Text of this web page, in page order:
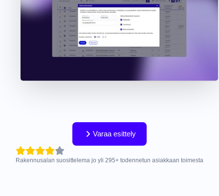
Varaa esittely
Rakennusalan suosittelema jo yli 295+ todennetun asiakkaan toimesta